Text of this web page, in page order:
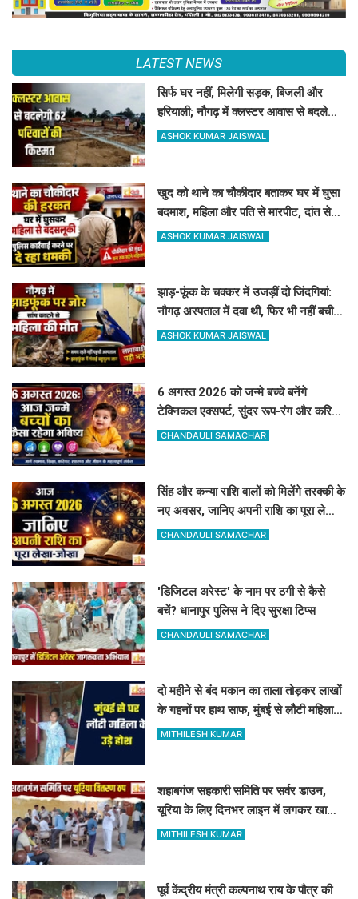
LATEST NEWS
सिर्फ घर नहीं, मिलेगी सड़क, बिजली और
हरियाली; नौगढ़ में क्लस्टर आवास से बदलेगी
62 परिवारों की किस्मत
ASHOK KUMAR JAISWAL
खुद को थाने का चौकीदार बताकर घर में घुसा
बदमाश, महिला और पति से मारपीट, दांत से
काटा
ASHOK KUMAR JAISWAL
झाड़-फूंक के चक्कर में उजड़ीं दो जिंदगियां:
नौगढ़ अस्पताल में दवा थी, फिर भी नहीं बची
गर्भवती की जान
ASHOK KUMAR JAISWAL
6 अगस्त 2026 को जन्मे बच्चे बनेंगे
टेक्निकल एक्सपर्ट, सुंदर रूप-रंग और करियर
में मिलेगी शानदार सफलता
CHANDAULI SAMACHAR
सिंह और कन्या राशि वालों को मिलेंगे तरक्की के
नए अवसर, जानिए अपनी राशि का पूरा लेखा-
जोखा
CHANDAULI SAMACHAR
'डिजिटल अरेस्ट' के नाम पर ठगी से कैसे
बचें? धानापुर पुलिस ने दिए सुरक्षा टिप्स
CHANDAULI SAMACHAR
दो महीने से बंद मकान का ताला तोड़कर लाखों
के गहनों पर हाथ साफ, मुंबई से लौटी महिला
सन्न
MITHILESH KUMAR
शहाबगंज सहकारी समिति पर सर्वर डाउन,
यूरिया के लिए दिनभर लाइन में लगकर खाली
हाथ लौटे किसान
MITHILESH KUMAR
पूर्व केंद्रीय मंत्री कल्पनाथ राय के पौत्र की